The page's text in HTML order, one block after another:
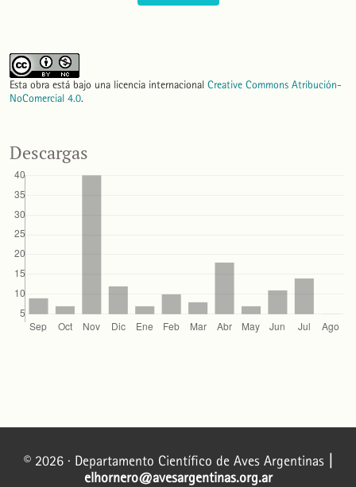
Esta obra está bajo una licencia internacional Creative Commons Atribución-
NoComercial 4.0.
Descargas
© 2026 · Departamento Científico de Aves Argentinas
elhornero@avesargentinas.org.ar